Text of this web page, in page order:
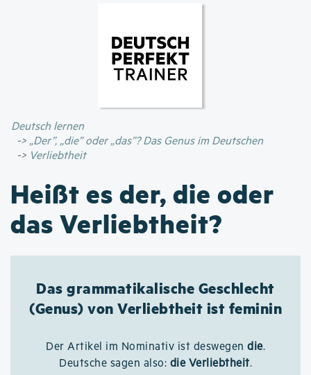
Inhalt
Deutsch lernen
„Der”, „die” oder „das”? Das Genus im Deutschen
Verliebtheit
Heißt es der, die oder
das Verliebtheit?
Das grammatikalische Geschlecht
(Genus) von Verliebtheit ist feminin
Der Artikel im Nominativ ist deswegen die.
Deutsche sagen also: die Verliebtheit.